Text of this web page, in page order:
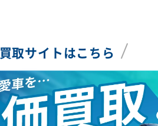
買取サイトはこちら